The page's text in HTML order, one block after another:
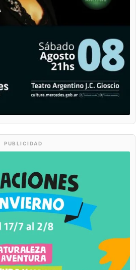
PUBLICIDAD